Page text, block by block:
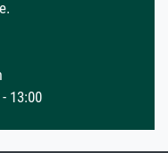
13:00